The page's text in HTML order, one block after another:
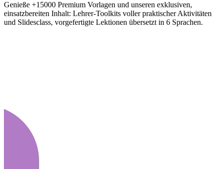
Genieße +15000 Premium Vorlagen und unseren exklusiven,
einsatzbereiten Inhalt: Lehrer-Toolkits voller praktischer Aktivitäten
und Slidesclass, vorgefertigte Lektionen übersetzt in 6 Sprachen.